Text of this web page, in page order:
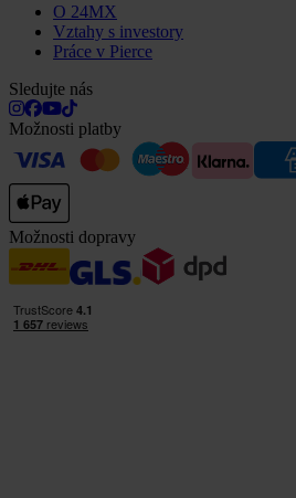
O 24MX
Vztahy s investory
Práce v Pierce
Sledujte nás
Možnosti platby
Možnosti dopravy